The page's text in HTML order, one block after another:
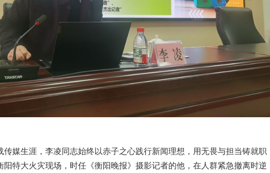
传媒生涯，李凌同志始终以赤子之心践行新闻理想，用无畏与担当铸就职
阳特大火灾现场，时任《衡阳晚报》摄影记者的他，在人群紧急撤离时逆